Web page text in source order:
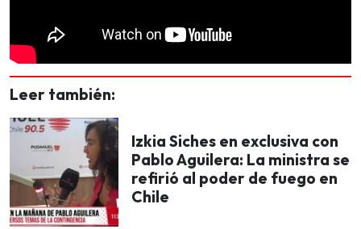
Leer también:
Izkia Siches en exclusiva con
Pablo Aguilera: La ministra se
refirió al poder de fuego en
Chile